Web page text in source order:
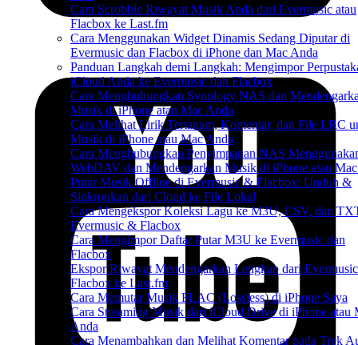
Cara Scrobble Riwayat Musik Anda dari Evermusic atau
Flacbox ke Last.fm
Cara Menggunakan Widget Dinamis Sedang Diputar di
Evermusic dan Flacbox di iPhone dan Mac Anda
Panduan Langkah demi Langkah: Mengimpor
iCloud Anda ke Evermusic dan Flacbox
Cara Menghubungkan Synology NAS dan
Musik di iPhone atau Mac Anda
Cara Melihat Lirik Tertanam, Komentar, dan File LRC
Musik di iPhone atau Mac Anda
Cara Menghubungkan Penyimpanan NAS
WebDAV dan Mendengarkan Musik di iPhone atau
Putar Musik Offline di Evermusic & Flacbox: Unduh &
Sinkronkan dari Cloud ke File Lokal
Cara Mengekspor Koleksi Lagu ke M3U, CSV, dan
Evermusic & Flacbox
Cara Mengimpor Daftar Putar M3U ke Evermusic dan
Flacbox
Ekspor Riwayat Mendengarkan Lengkap dari
Flacbox ke Last.fm
Cara Memutar Musik FLAC (Lossless) di iPhone Saya
Cara Streaming Musik dari iCloud Drive di iPhone atau
Anda
Cara Menambahkan dan Melihat Komentar pada Trek